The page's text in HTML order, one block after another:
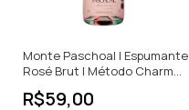
Monte Paschoal | Espumante
Rosé Brut | Método Charmat
| Brasil | 750ml
R$59,00